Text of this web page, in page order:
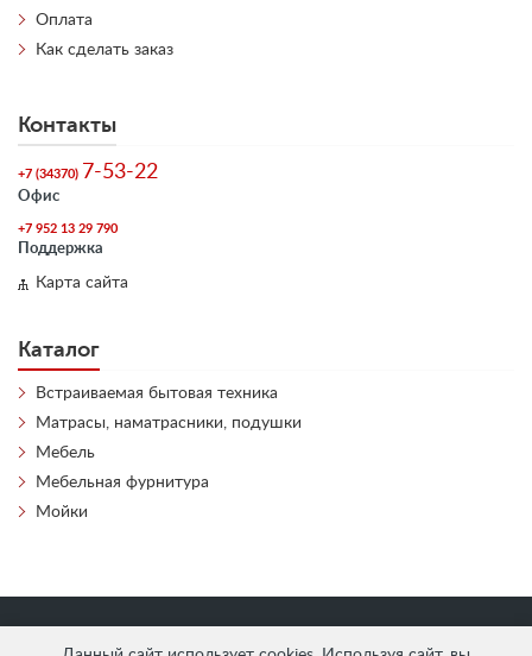
Оплата
Как сделать заказ
Контакты
+7 (34370) 7-53-22
Офис
+7 952 13 29 790
Поддержка
Карта сайта
Каталог
Встраиваемая бытовая техника
Матрасы, наматрасники, подушки
Мебель
Мебельная фурнитура
Мойки